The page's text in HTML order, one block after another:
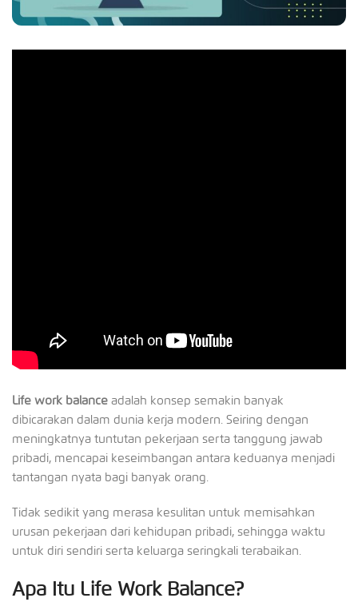
Life work balance adalah konsep semakin banyak
dibicarakan dalam dunia kerja modern. Seiring dengan
meningkatnya tuntutan pekerjaan serta tanggung jawab
pribadi, mencapai keseimbangan antara keduanya menjadi
tantangan nyata bagi banyak orang.
Tidak sedikit yang merasa kesulitan untuk memisahkan
urusan pekerjaan dari kehidupan pribadi, sehingga waktu
untuk diri sendiri serta keluarga seringkali terabaikan.
Apa Itu Life Work Balance?